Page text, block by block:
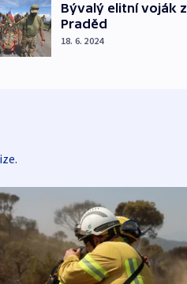
Bývalý elitní voják
Praděd
18. 6. 2024